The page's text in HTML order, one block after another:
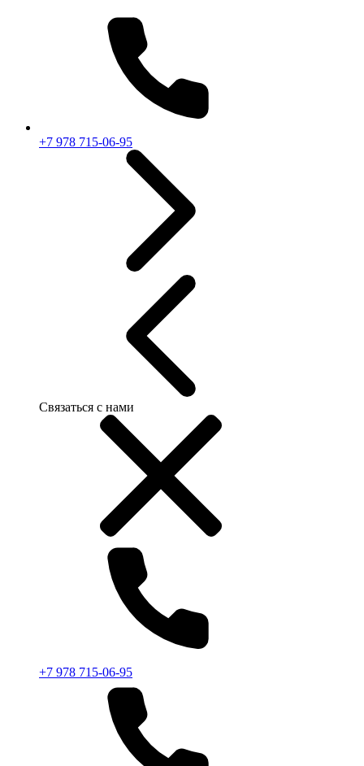
+7 978 715-06-95
Связаться с нами
+7 978 715-06-95